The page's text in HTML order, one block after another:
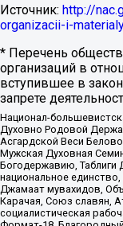
Источник: http://
organizacii-i-
* Перечень
организаций в
вступившее в
запрете
Национал-
Духовно Родовой
Асгардской Веси
Мужская Духовная
Богодержавию, Таблиги
национальное
Джамаат мувахидов,
Карачая, Союз славян,
социалистическая